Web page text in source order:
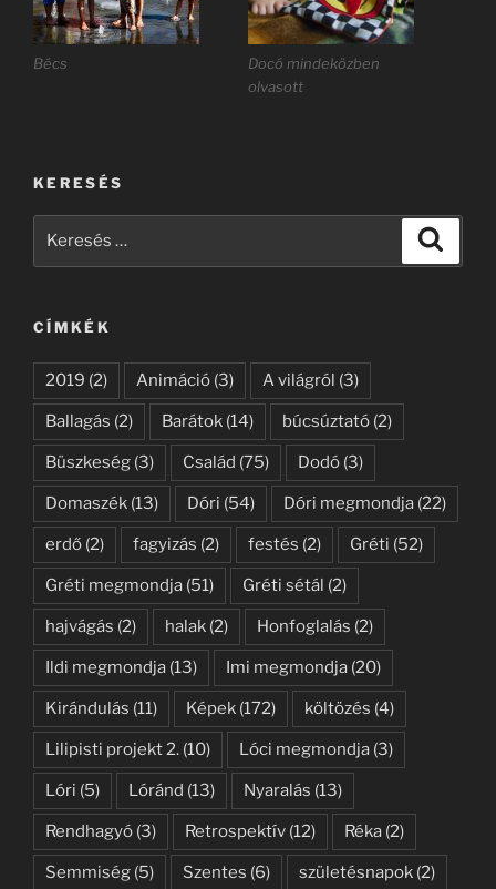
Bécs
Docó mindeközben
olvasott
KERESÉS
CÍMKÉK
2019 (2) Animáció (3) A világról (3)
Ballagás (2) Barátok (14) búcsúztató (2)
Büszkeség (3) Család (75) Dodó (3)
Domaszék (13) Dóri (54) Dóri megmondja (22)
erdő (2) fagyizás (2) festés (2) Gréti (52)
Gréti megmondja (51) Gréti sétál (2)
hajvágás (2) halak (2) Honfoglalás (2)
Ildi megmondja (13) Imi megmondja (20)
Kirándulás (11) Képek (172) költözés (4)
Lilipisti projekt 2. (10) Lóci megmondja (3)
Lóri (5) Lóránd (13) Nyaralás (13)
Rendhagyó (3) Retrospektív (12) Réka (2)
Semmiség (5) Szentes (6) születésnapok (2)